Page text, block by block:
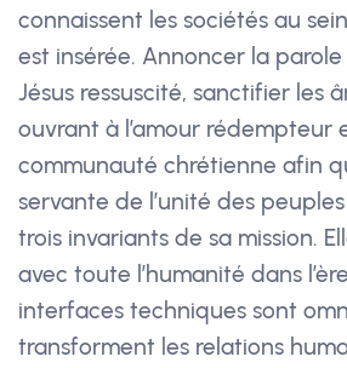
connaissent les sociétés au
est insérée. Annoncer la
Jésus ressuscité, sanctifier les
ouvrant à l’amour rédempteur
communauté chrétienne afin
servante de l’unité des
trois invariants de sa mission.
avec toute l’humanité dans
interfaces techniques sont
transforment les relations